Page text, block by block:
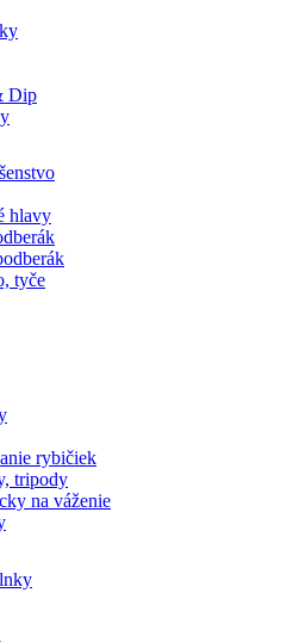
Dip
hlavy
tyče
rybičiek
tripody
na váženie